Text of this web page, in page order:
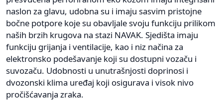
naslon za glavu, udobna su i imaju sasvim pristojne
bočne potpore koje su obavljale svoju funkciju prilikom
naših brzih krugova na stazi NAVAK. Sjedišta imaju
funkciju grijanja i ventilacije, kao i niz načina za
elektronsko podešavanje koji su dostupni vozaču i
suvozaču. Udobnosti u unutrašnjosti doprinosi i
dvozonski klima uređaj koji osigurava i visok nivo
pročišćavanja zraka.